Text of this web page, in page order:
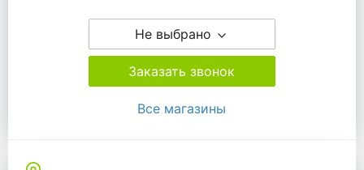
Не выбрано
Заказать звонок
Все магазины